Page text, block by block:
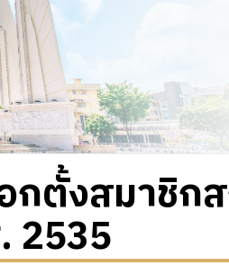
ตั้งสมาชิก
2535